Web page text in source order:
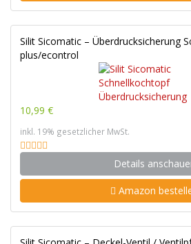
Silit Sicomatic – Überdrucksicherung
plus/econtrol
10,99 €
inkl. 19% gesetzlicher MwSt.
Details
Amazon